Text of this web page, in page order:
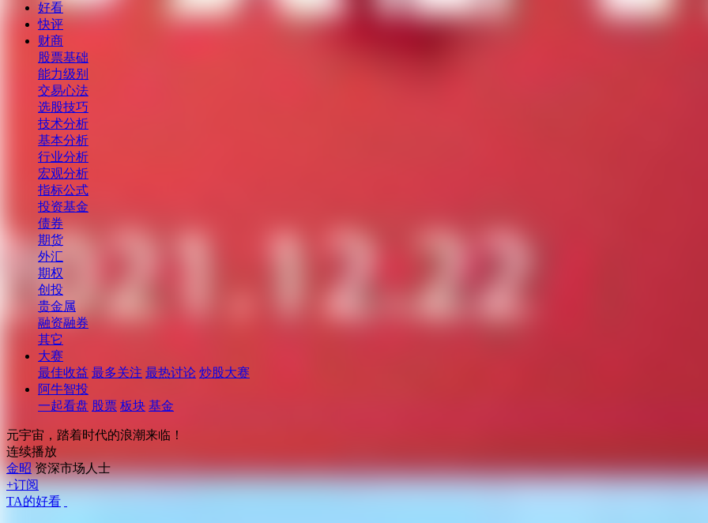
好看
快评
财商
股票基础
能力级别
交易心法
选股技巧
技术分析
基本分析
行业分析
宏观分析
指标公式
投资基金
债券
期货
外汇
期权
创投
贵金属
融资融券
其它
大赛
最佳收益 最多关注 最热讨论 炒股大赛
阿牛智投
一起看盘 股票 板块 基金
元宇宙，踏着时代的浪潮来临！
连续播放
金昭 资深市场人士
+订阅
TA的好看